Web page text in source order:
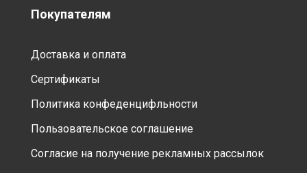
Покупателям
Доставка и оплата
Сертификаты
Политика конфеденцифльности
Пользовательское соглашение
Согласие на получение рекламных рассылок